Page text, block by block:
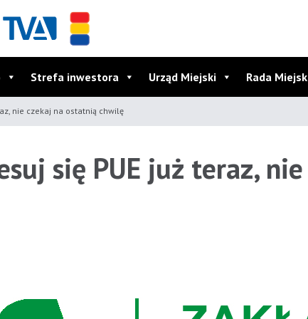
Strefa inwestora Urząd Miejski Rada
nie czekaj na ostatnią chwilę
się PUE już teraz,